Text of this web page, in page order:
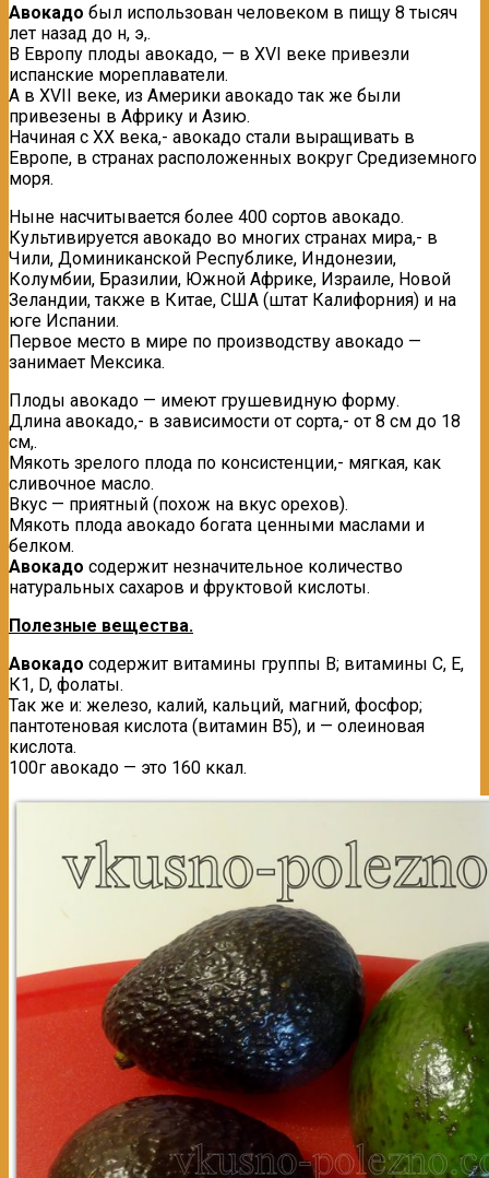
Авокадо был использoван человеком в пищу 8 тысяч
лет назад до н, э,.
В Европу плоды авокадо, — в ХVI веке привезли
испанские мореплаватели.
А в ХVII веке, из Америки авокадо так же были
привезены в Aфрику и Aзию.
Начиная с ХХ века,- авокадо стали выращивать в
Европе, в странах расположенных вокруг Средиземного
моря.
Ныне насчитывается более 400 сортов авокадо.
Культивируется авокадо во многих странах мира,- в
Чили, Доминиканской Республике, Индонезии,
Колумбии, Бразилии, Южной Африке, Израиле, Новой
Зеландии, также в Китае, США (штат Калифорния) и на
юге Испании.
Первое место в мире по производству авокадо —
занимает Мексика.
Плоды авокадо — имеют грушевидную форму.
Длина авокадо,- в зависимости от сорта,- от 8 см до 18
см,.
Мякоть зрелого плода по консистенции,- мягкая, как
сливочное масло.
Вкус — приятный (похож на вкус орехов).
Мякоть плода авокадо богата ценными маслами и
белком.
Авокадо содержит незначительное количество
натуральных сахаров и фруктовой кислоты.
Полезные вещества.
Авокадо содержит витамины группы В; витамины С, Е,
К1, D, фолаты.
Так же и: железо, калий, кальций, магний, фосфор;
пантотеновая кислота (витамин В5), и — олеиновая
кислота.
100г авокадо — это 160 ккал.